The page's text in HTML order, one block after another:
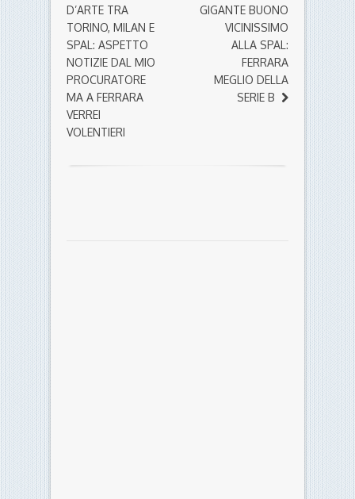
D’ARTE TRA
TORINO, MILAN E
SPAL: ASPETTO
NOTIZIE DAL MIO
PROCURATORE
MA A FERRARA
VERREI
VOLENTIERI
GIGANTE BUONO
VICINISSIMO
ALLA SPAL:
FERRARA
MEGLIO DELLA
SERIE B